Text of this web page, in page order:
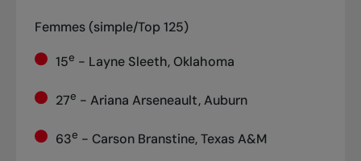
Femmes (simple/Top 125)
15e - Layne Sleeth, Oklahoma
27e - Ariana Arseneault, Auburn
63e - Carson Branstine, Texas A&M